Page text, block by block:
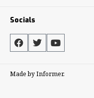
Socials
Made by Informer.